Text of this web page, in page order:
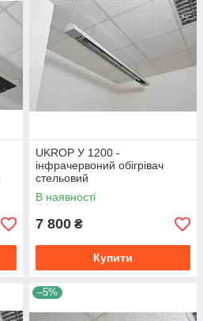
UKROP У 1200 -
інфрачервоний обігрівач
стельовий
середньохвильовий для
теплиць, ферм і холодних
В наявності
7 800 ₴
Купити
–5%